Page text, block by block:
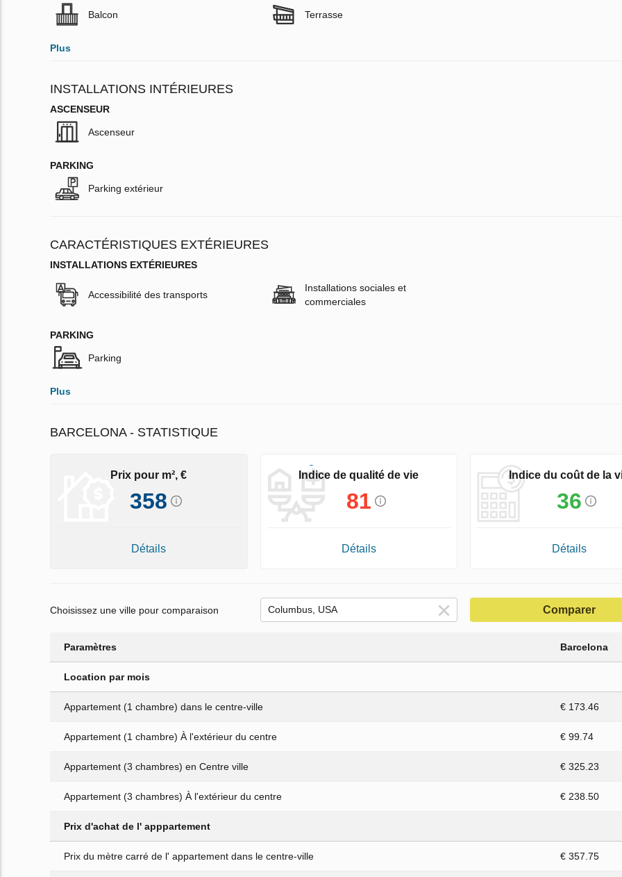
Balcon Terrasse
Plus
INSTALLATIONS INTÉRIEURES
ASCENSEUR
Ascenseur
PARKING
Parking extérieur
CARACTÉRISTIQUES EXTÉRIEURES
INSTALLATIONS EXTÉRIEURES
Accessibilité des transports
Installations sociales et
commerciales
PARKING
Parking
Plus
BARCELONA - STATISTIQUE
Prix pour m², €
358
Détails
Indice de qualité de vie
81
Détails
Indice du coût de la
36
Détails
Choisissez une ville pour comparaison Comparer
Paramètres Barcelona
Location par mois
Appartement (1 chambre) dans le centre-ville € 173.46
Appartement (1 chambre) À l'extérieur du centre € 99.74
Appartement (3 chambres) en Centre ville € 325.23
Appartement (3 chambres) À l'extérieur du centre € 238.50
Prix d'achat de l' apppartement
Prix du mètre carré de l' appartement dans le centre-ville € 357.75